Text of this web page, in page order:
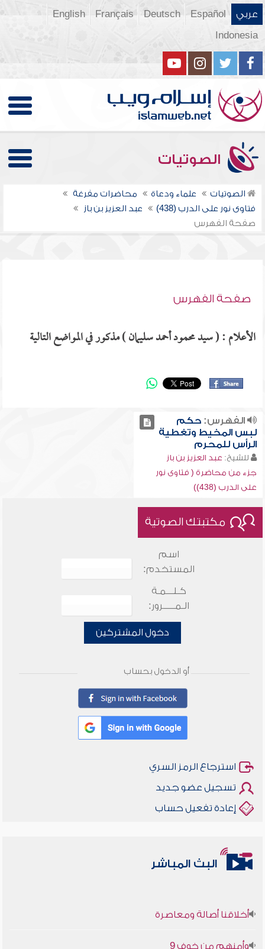
عربي Español
Deutsch
Français
English
Indonesia
الصوتيات
الصوتيات علماء ودعاة
محاضرات مفرغة
فتاوى نور على الدرب (438)
عبد العزيز بن باز
صفحة الفهرس
صفحة الفهرس
الأعلام : ( سيد محمود أحمد سليمان ) مذكور في المواضع التالية
الفهرس:حكم
لبس المخيط وتغطية
الرأس للمحرم
للشيخ: عبد العزيز بن باز
جزء من محاضرة ( فتاوى نور
على الدرب (438))
مكتبتك الصوتية
اسم
المستخدم:
كـلـــمـة
الـمـــــرور:
دخول المشتركين
أو الدخول بحساب
استرجاع الرمز السري
تسجيل عضو جديد
إعادة تفعيل حساب
البث المباشر
أخلاقنا أصالة ومعاصرة
وأمنهم من خوف 9